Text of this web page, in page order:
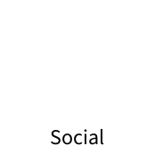
Social